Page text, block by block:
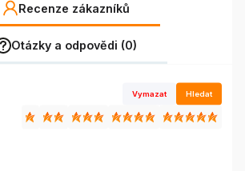
Recenze zákazníků
Otázky a odpovědi (0)
Vymazat Hledat